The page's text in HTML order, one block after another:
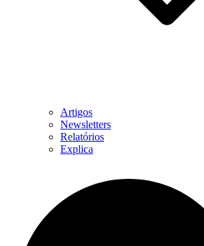
Artigos
Newsletters
Relatórios
Explica